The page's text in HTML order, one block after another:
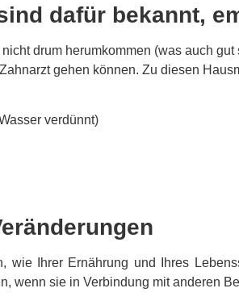
dafür bekannt,
drum herumkommen (was auch
gehen können. Zu diesen
verdünnt)
wie Ihrer Ernährung und Ihres
wenn sie in Verbindung mit anderen